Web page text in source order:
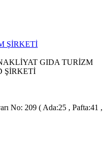
ŞİRKETİ
GIDA TURİZM
ŞİRKETİ
No: 209 ( Ada:25 , Pafta:41 ,